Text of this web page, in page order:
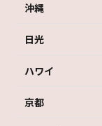
沖縄
日光
ハワイ
京都